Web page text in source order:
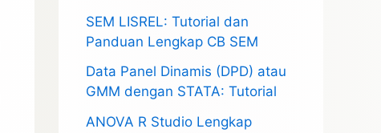
SEM LISREL: Tutorial dan
Panduan Lengkap CB SEM
Data Panel Dinamis (DPD) atau
GMM dengan STATA: Tutorial
ANOVA R Studio Lengkap